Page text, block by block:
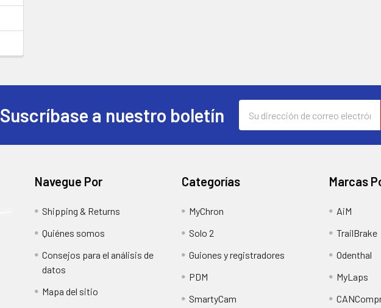
Suscríbase a nuestro boletín
Navegue Por
Shipping & Returns
Quiénes somos
Consejos para el análisis de
datos
Mapa del sitio
Categorías
MyChron
Solo 2
Guiones y registradores
PDM
SmartyCam
Marcas
AiM
TrailBrake
Odenthal
MyLaps